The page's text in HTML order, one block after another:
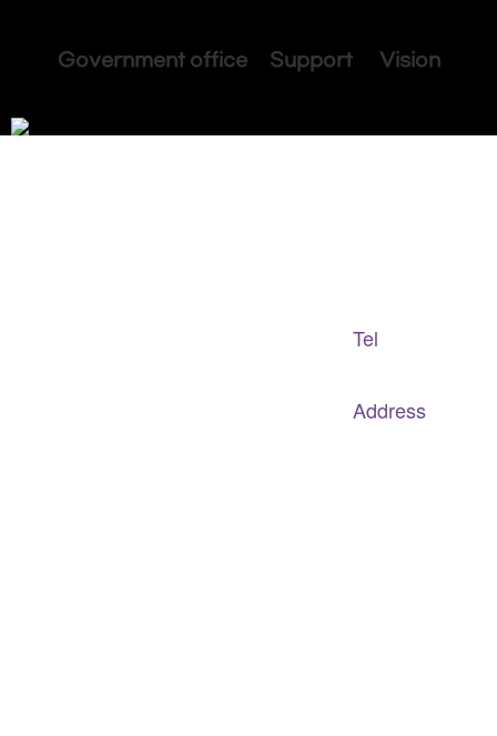
Government office Support Vision
Tel
Address